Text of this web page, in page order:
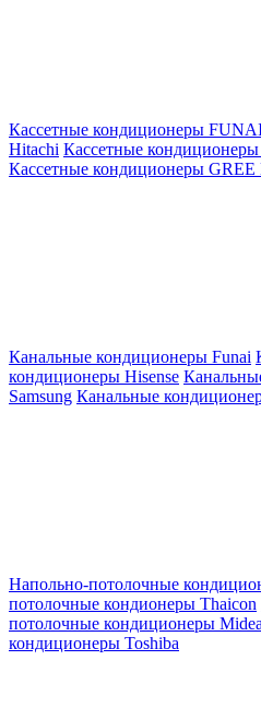
Кассетные кондиционеры
Hitachi Кассетные кондиционеры
Кассетные кондиционеры GREE
Канальные кондиционеры Funai
кондиционеры Hisense
Samsung Канальные
Напольно-потолочные
потолочные кондионеры Thaicon
потолочные кондиционеры Midea
кондиционеры Toshiba